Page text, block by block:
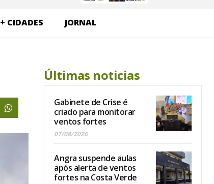
+ CIDADES JORNAL
Últimas noticias
Gabinete de Crise é
criado para monitorar
ventos fortes
07/08/2026
Angra suspende aulas
após alerta de ventos
fortes na Costa Verde